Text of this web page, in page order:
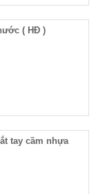
( HĐ )
tay cầm nhựa